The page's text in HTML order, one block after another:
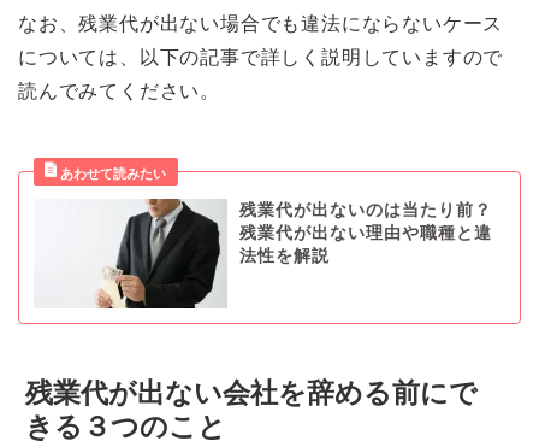
なお、残業代が出ない場合でも違法にならないケース
については、以下の記事で詳しく説明していますので
読んでみてください。
残業代が出ないのは当たり前？
残業代が出ない理由や職種と違
法性を解説
残業代が出ない会社を辞める前にで
きる３つのこと